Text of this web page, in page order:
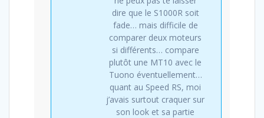
dire que le S1000R soit
fade… mais difficile de
comparer deux moteurs
si différents… compare
plutôt une MT10 avec le
Tuono éventuellement…
quant au Speed RS, moi
j’avais surtout craquer sur
son look et sa partie